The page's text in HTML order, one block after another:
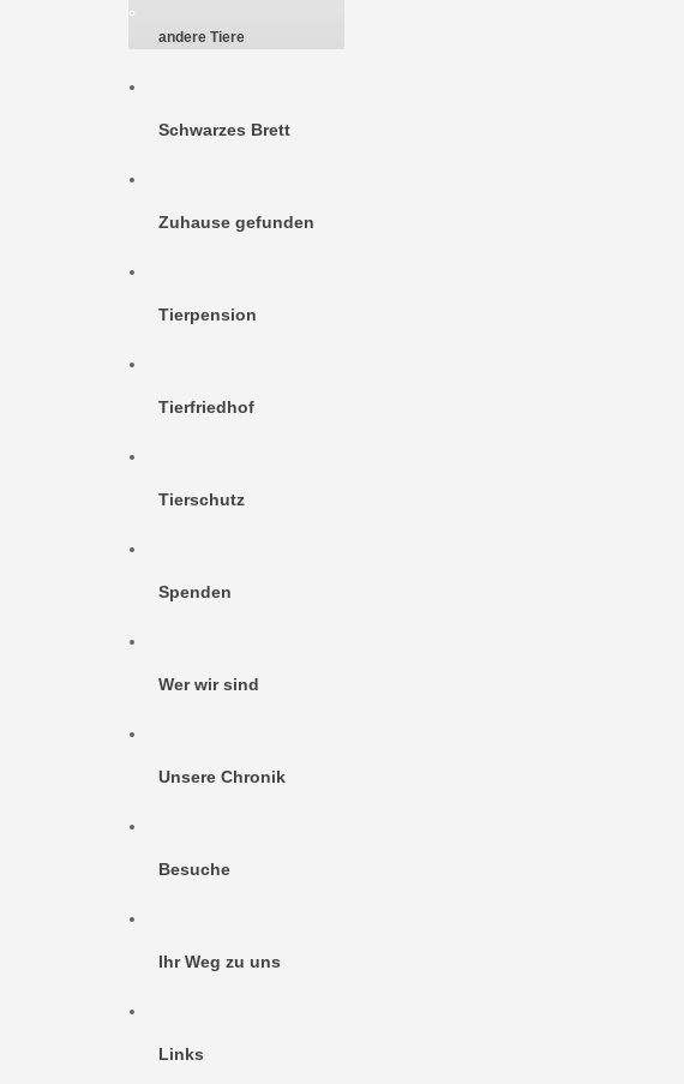
andere Tiere
Schwarzes Brett
Zuhause gefunden
Tierpension
Tierfriedhof
Tierschutz
Spenden
Wer wir sind
Unsere Chronik
Besuche
Ihr Weg zu uns
Links